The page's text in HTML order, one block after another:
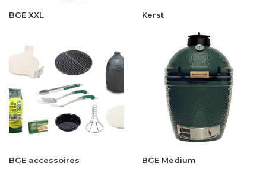
BGE XXL Kerst
BGE accessoires BGE Medium